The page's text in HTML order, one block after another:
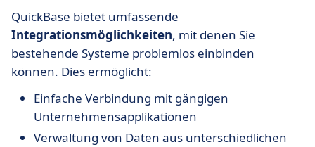
QuickBase bietet umfassende
Integrationsmöglichkeiten, mit denen Sie
bestehende Systeme problemlos einbinden
können. Dies ermöglicht:
Einfache Verbindung mit gängigen
Unternehmensapplikationen
Verwaltung von Daten aus unterschiedlichen